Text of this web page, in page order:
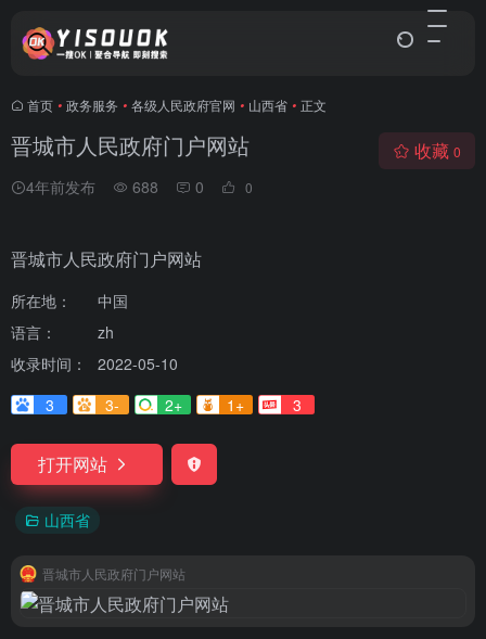
首页 • 政务服务 • 各级人民政府官网 • 山西省 • 正文
晋城市人民政府门户网站
4年前发布 688 0 0
收藏 0
晋城市人民政府门户网站
所在地：
中国
语言：
zh
收录时间：
2022-05-10
3
3- 2+ 1+ 3
打开网站
山西省
晋城市人民政府门户网站